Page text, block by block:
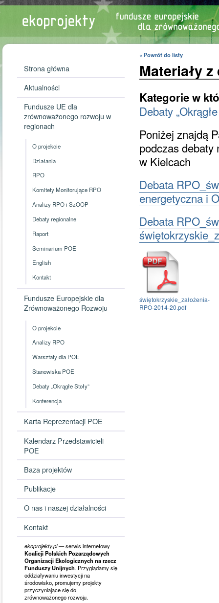
Strona główna
Aktualności
Fundusze UE dla
zrównoważonego rozwoju w
regionach
O projekcie
Działania
RPO
Komitety Monitorujące RPO
Analizy RPO i SzOOP
Debaty regionalne
Raport
Seminarium POE
English
Kontakt
Fundusze Europejskie dla
Zrównoważonego Rozwoju
O projekcie
Analizy RPO
Warsztaty dla POE
Stanowiska POE
Debaty „Okrągłe Stoły”
Konferencja
Karta Reprezentacji POE
Kalendarz Przedstawicieli
POE
Baza projektów
Publikacje
O nas i naszej działalności
Kontakt
ekoprojekty.pl— serwis internetowy
Koalicji Polskich Pozarządowych
Organizacji Ekologicznych na rzecz
Funduszy Unijnych. Przyglądamy się
oddziaływaniu inwestycji na
środowisko, promujemy projekty
przyczyniające się do
zrównoważonego rozwoju.
« Powrót do listy
Materiały
Kategorie w
Debaty
Poniżej znajdą
podczas debaty
w Kielcach
Debata
energetyczna i
Debata
świętokrzyskie_założenia-
RPO-2014-20.pdf